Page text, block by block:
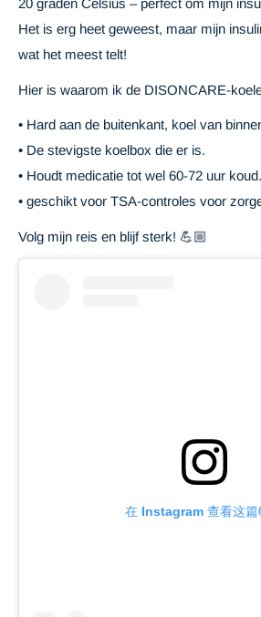
20 graden Celsius – perfect om mijn
Het is erg heet geweest, maar mijn
wat het meest telt!
Hier is waarom ik de DISONCARE-
• Hard aan de buitenkant, koel van
• De stevigste koelbox die er is.
• Houdt medicatie tot wel 60-72 uur koud.
• geschikt voor TSA-controles voor
Volg mijn reis en blijf sterk! 💪🏼
在 Instagram 查看这篇